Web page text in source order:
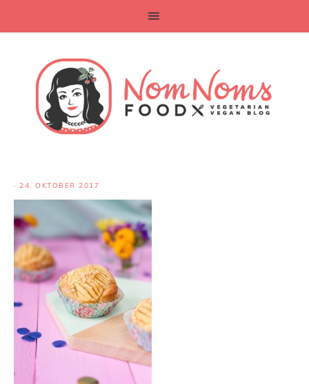
· 24. OKTOBER 2017